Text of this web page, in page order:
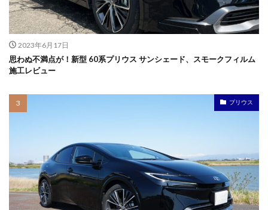
2023年6月17日
思わぬ不満点が！新型 60系プリウス サンシェード、スモークフィルム
施工レビュー
プリウス